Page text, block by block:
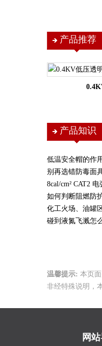
产品推荐
产品知识
低温安全帽的作
别再选错防毒面
8cal/cm² CAT2
如何判断阻燃防
化工火场、油罐
碰到液氮飞溅怎
温馨提示: 本页
非经特殊说明，
网